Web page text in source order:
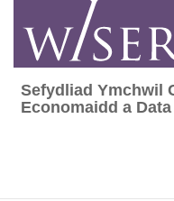
content
Sefydliad
Sefydliad Ymchwil
Economaidd a